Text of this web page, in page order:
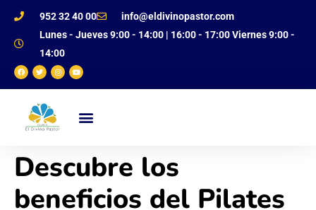
952 32 40 00
info@eldivinopastor.com
Lunes - Jueves 9:00 - 14:00 | 16:00 - 17:00 Viernes 9:00 -
14:00
Descubre los
beneficios del Pilates